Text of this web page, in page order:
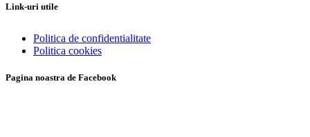
Link-uri utile
Politica de confidentialitate
Politica cookies
Pagina noastra de Facebook